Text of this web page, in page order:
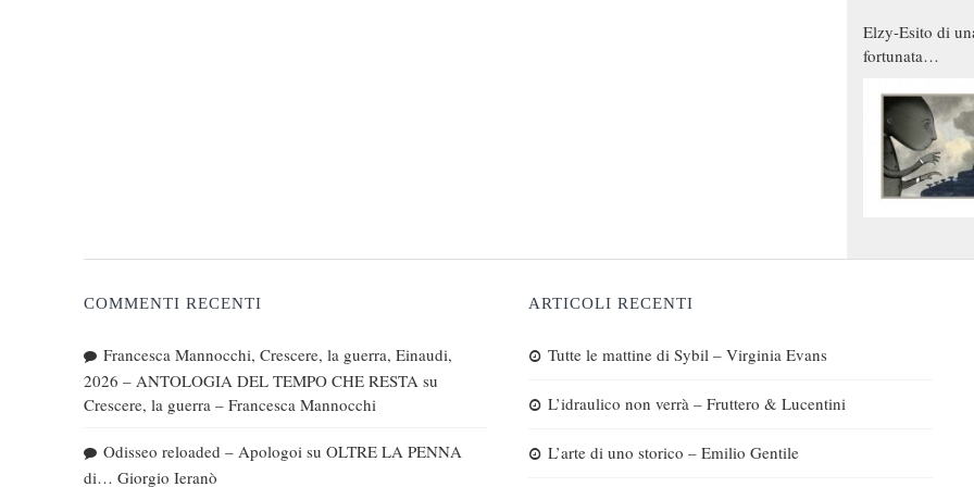
Elzy-Esito di
fortunata
COMMENTI RECENTI
Francesca Mannocchi, Crescere, la guerra, Einaudi,
2026 – ANTOLOGIA DEL TEMPO CHE RESTA su
Crescere, la guerra – Francesca Mannocchi
Odisseo reloaded – Apologoi su OLTRE LA PENNA
di… Giorgio Ieranò
ARTICOLI RECENTI
Tutte le mattine di Sybil – Virginia Evans
L’idraulico non verrà – Fruttero & Lucentini
L’arte di uno storico – Emilio Gentile